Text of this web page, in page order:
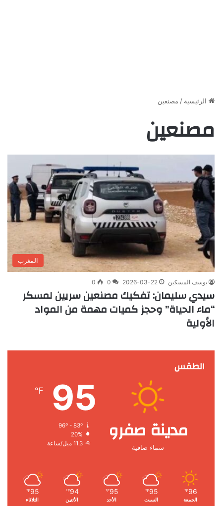
الرئيسية / مصنعين
مصنعين
المغرب
يوسف المسكين 2026-03-22
0
0
سيدي سليمان: تفكيك مصنعين سريين لمسكر
“ماء الحياة” وحجز كميات مهمة من المواد
الأولية
الطقس
مدينة صفرو
سماء صافية
95
℉
96º - 83º
20%
11.3 ميل/ساعة
96
℉
الجمعة
95
℉
السبت
95
℉
الأحد
94
℉
الأثنين
95
℉
الثلاثاء